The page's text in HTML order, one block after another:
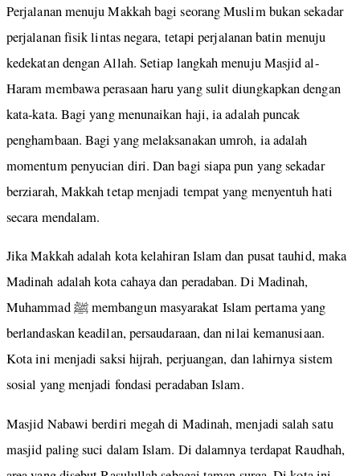
Perjalanan menuju Makkah bagi seorang Muslim bukan sekadar
perjalanan fisik lintas negara, tetapi perjalanan batin menuju
kedekatan dengan Allah. Setiap langkah menuju Masjid al-
Haram membawa perasaan haru yang sulit diungkapkan dengan
kata-kata. Bagi yang menunaikan haji, ia adalah puncak
penghambaan. Bagi yang melaksanakan umroh, ia adalah
momentum penyucian diri. Dan bagi siapa pun yang sekadar
berziarah, Makkah tetap menjadi tempat yang menyentuh hati
secara mendalam.
Jika Makkah adalah kota kelahiran Islam dan pusat tauhid, maka
Madinah adalah kota cahaya dan peradaban. Di Madinah,
Muhammad ﷺ membangun masyarakat Islam pertama yang
berlandaskan keadilan, persaudaraan, dan nilai kemanusiaan.
Kota ini menjadi saksi hijrah, perjuangan, dan lahirnya sistem
sosial yang menjadi fondasi peradaban Islam.
Masjid Nabawi berdiri megah di Madinah, menjadi salah satu
masjid paling suci dalam Islam. Di dalamnya terdapat Raudhah,